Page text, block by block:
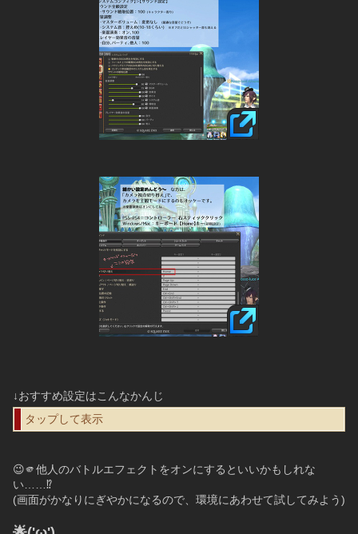
↓おすすめ設定はこんなかんじ
タップして表示
😉🫵他人のバトルエフェクトをオンにするといいかもしれな
い……⁉️
(画面がかなりにぎやかになるので、環境にあわせて試してみよう)